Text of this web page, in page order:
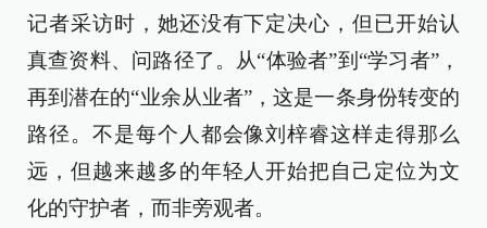
记者采访时，她还没有下定决心，但已开始认
真查资料、问路径了。从“体验者”到“学习者”，
再到潜在的“业余从业者”，这是一条身份转变的
路径。不是每个人都会像刘梓睿这样走得那么
远，但越来越多的年轻人开始把自己定位为文
化的守护者，而非旁观者。